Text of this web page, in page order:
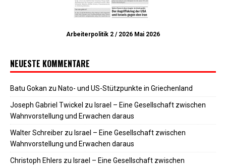
Arbeiterpolitik 2 / 2026 Mai 2026
NEUESTE KOMMENTARE
Batu Gokan zu Nato- und US-Stützpunkte in Griechenland
Joseph Gabriel Twickel zu Israel – Eine Gesellschaft zwischen
Wahnvorstellung und Erwachen daraus
Walter Schreiber zu Israel – Eine Gesellschaft zwischen
Wahnvorstellung und Erwachen daraus
Christoph Ehlers zu Israel – Eine Gesellschaft zwischen